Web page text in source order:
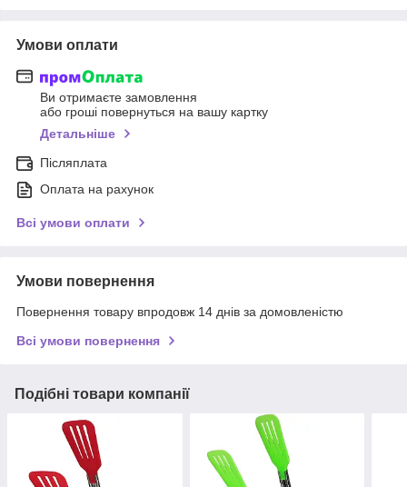
Умови оплати
Ви отримаєте замовлення
або гроші повернуться на вашу картку
Детальніше
Післяплата
Оплата на рахунок
Всі умови оплати
Умови повернення
Повернення товару впродовж 14 днів за домовленістю
Всі умови повернення
Подібні товари компанії